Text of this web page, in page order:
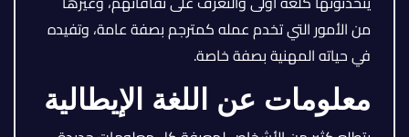
من الأمور التي تخدم عمله كمترجم بصفة عامة، وتفيده
في حياته المهنية بصفة خاصة.
معلومات عن اللغة الإيطالية